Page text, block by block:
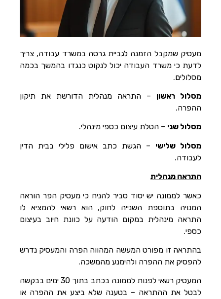
הוסף קו תחתון לקישורים
סמן קישורים
את
כל
האפשרויות
השארת משוב
מעסיק שמקבל הזמנה לגביית גרסה במשרד עבודה, צריך
לדעת כי משרד העבודה יכול לנקוט כנגדו בהמשך בכמה
מסלולים.
מסלול ראשון – התראה מנהלית הדורשת את תיקון
ההפרה.
מסלול שני – הטלת עיצום כספי מינהלי.
מסלול שלישי – הגשת כתב אישום פלילי בבית הדין
לעבודה.
התראה מנהלית
כאשר לממונה יש יסוד סביר להניח כי מעסיק הפר הוראה
המנויה בתוספת השנייה לחוק, הוא רשאי להמציא לו
התראה מינהלית במקום הודעה על כוונת חיוב בעיצום
כספי.
בהתראה זו מפורט המעשה המהווה הפרה והמעסיק נדרש
להפסיק את ההפרה ולהימנע מהמשכה.
המעסיק רשאי לפנות לממונה בכתב בתוך 30 ימים בבקשה
לבטל את ההתראה – בטענה שלא ביצע את ההפרה או